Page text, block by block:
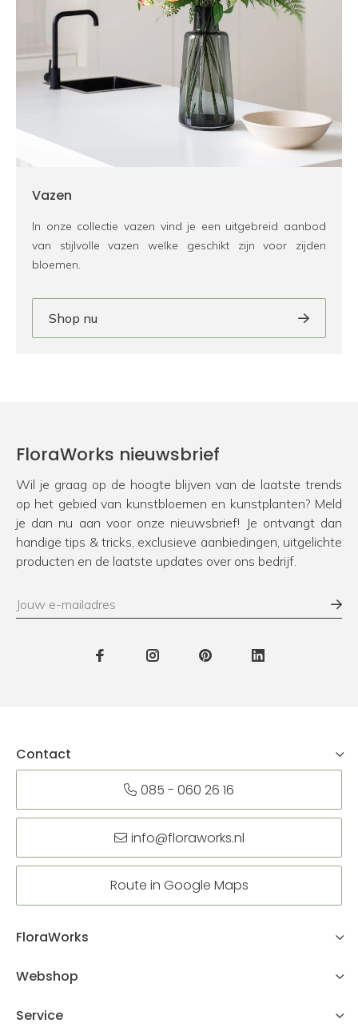
Vazen
In onze collectie vazen vind je een uitgebreid aanbod
van stijlvolle vazen welke geschikt zijn voor zijden
bloemen.
Shop nu
FloraWorks nieuwsbrief
Wil je graag op de hoogte blijven van de laatste trends
op het gebied van kunstbloemen en kunstplanten? Meld
je dan nu aan voor onze nieuwsbrief! Je ontvangt dan
handige tips & tricks, exclusieve aanbiedingen, uitgelichte
producten en de laatste updates over ons bedrijf.
Contact
085 - 060 26 16
info@floraworks.nl
Route in Google Maps
FloraWorks
Webshop
Service